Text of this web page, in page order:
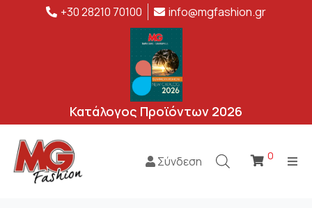
+30 28210 70100 info@mgfashion.gr
Κατάλογος Προϊόντων 2026
Σύνδεση 0